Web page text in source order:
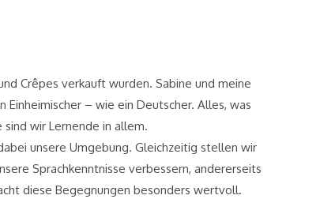
Crêpes verkauft wurden. Sabine und meine
– wie ein Deutscher. Alles, was
wir Lernende in allem.
unsere Umgebung. Gleichzeitig stellen wir
Sprachkenntnisse verbessern, andererseits
diese Begegnungen besonders wertvoll.